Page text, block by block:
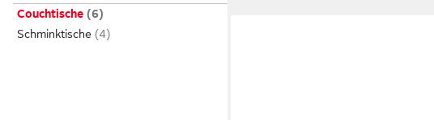
Couchtische
Schminktische